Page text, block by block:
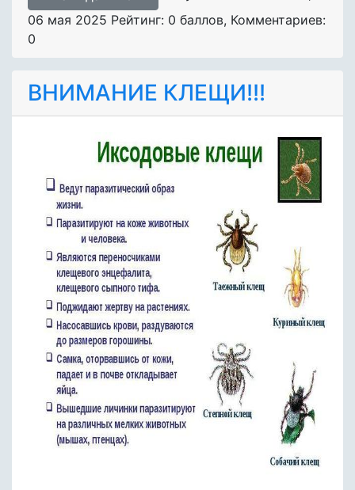
06 мая 2025 Рейтинг: 0 баллов, Комментариев:
0
ВНИМАНИЕ КЛЕЩИ!!!